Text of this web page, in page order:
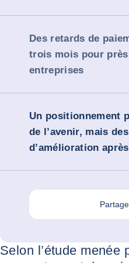
Des retards de
trois mois pour
entreprises
Un positionnement
de l’avenir, mais
d’amélioration
Selon l’étude menée